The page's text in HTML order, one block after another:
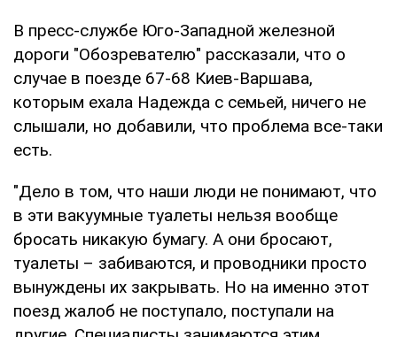
В пресс-службе Юго-Западной железной
дороги "Обозревателю" рассказали, что о
случае в поезде 67-68 Киев-Варшава,
которым ехала Надежда с семьей, ничего не
слышали, но добавили, что проблема все-таки
есть.
"Дело в том, что наши люди не понимают, что
в эти вакуумные туалеты нельзя вообще
бросать никакую бумагу. А они бросают,
туалеты – забиваются, и проводники просто
вынуждены их закрывать. Но на именно этот
поезд жалоб не поступало, поступали на